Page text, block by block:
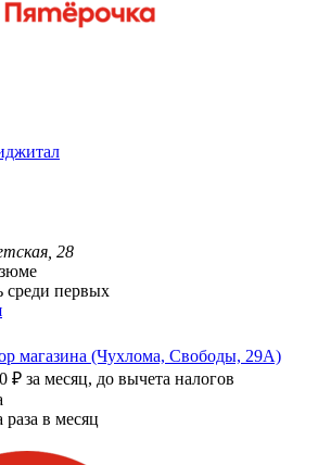
28
среди первых
магазина (Чухлома, Свободы, 29А)
₽ за месяц, до вычета налогов
в месяц